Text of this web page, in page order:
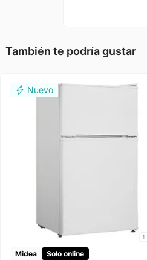
También te podría gustar
1
Midea Solo online